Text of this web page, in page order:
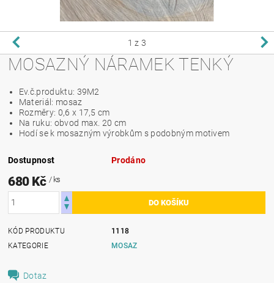
1 z 3
MOSAZNÝ NÁRAMEK TENKÝ
Ev.č.produktu: 39M2
Materiál: mosaz
Rozměry: 0,6 x 17,5 cm
Na ruku: obvod max. 20 cm
Hodí se k mosazným výrobkům s podobným motivem
Dostupnost Prodáno
680 Kč / ks
KÓD PRODUKTU
1118
KATEGORIE
MOSAZ
Dotaz